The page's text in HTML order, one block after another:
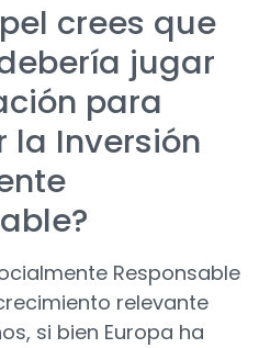
crees que
jugar
para
la Inversión
Responsable
relevante
si bien Europa ha